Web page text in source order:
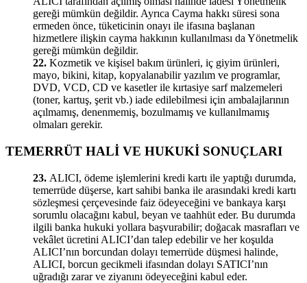
gereği mümkün değildir. Ayrıca Cayma hakkı süresi sona
ermeden önce, tüketicinin onayı ile ifasına başlanan
hizmetlere ilişkin cayma hakkının kullanılması da Yönetmelik
gereği mümkün değildir.
22. Kozmetik ve kişisel bakım ürünleri, iç giyim ürünleri,
mayo, bikini, kitap, kopyalanabilir yazılım ve programlar,
DVD, VCD, CD ve kasetler ile kırtasiye sarf malzemeleri
(toner, kartuş, şerit vb.) iade edilebilmesi için ambalajlarının
açılmamış, denenmemiş, bozulmamış ve kullanılmamış
olmaları gerekir.
TEMERRÜT HALİ VE HUKUKİ SONUÇLARI
23. ALICI, ödeme işlemlerini kredi kartı ile yaptığı durumda,
temerrüde düşerse, kart sahibi banka ile arasındaki kredi kartı
sözleşmesi çerçevesinde faiz ödeyeceğini ve bankaya karşı
sorumlu olacağını kabul, beyan ve taahhüt eder. Bu durumda
ilgili banka hukuki yollara başvurabilir; doğacak masrafları ve
vekâlet ücretini ALICI’dan talep edebilir ve her koşulda
ALICI’nın borcundan dolayı temerrüde düşmesi halinde,
ALICI, borcun gecikmeli ifasından dolayı SATICI’nın
uğradığı zarar ve ziyanını ödeyeceğini kabul eder.